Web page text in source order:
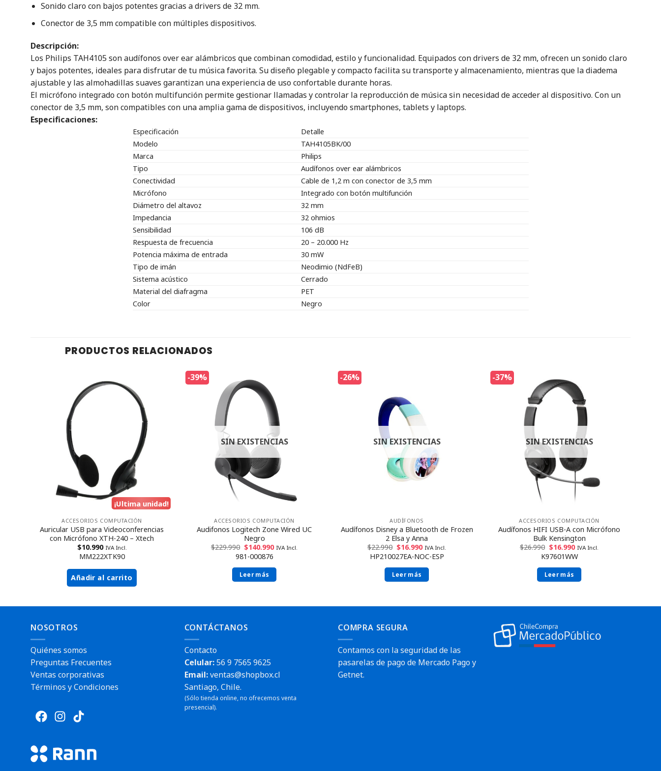
Sonido claro con bajos potentes gracias a drivers de 32 mm.
Conector de 3,5 mm compatible con múltiples dispositivos.
Descripción:
Los Philips TAH4105 son audífonos over ear alámbricos que combinan comodidad, estilo y funcionalidad. Equipados con drivers de 32 mm, ofrecen un sonido claro
y bajos potentes, ideales para disfrutar de tu música favorita. Su diseño plegable y compacto facilita su transporte y almacenamiento, mientras que la diadema
ajustable y las almohadillas suaves garantizan una experiencia de uso confortable durante horas.
El micrófono integrado con botón multifunción permite gestionar llamadas y controlar la reproducción de música sin necesidad de acceder al dispositivo. Con un
conector de 3,5 mm, son compatibles con una amplia gama de dispositivos, incluyendo smartphones, tablets y laptops.
Especificaciones:
Especificación
Detalle
Modelo
TAH4105BK/00
Marca
Philips
Tipo
Audífonos over ear alámbricos
Conectividad
Cable de 1,2 m con conector de 3,5 mm
Micrófono
Integrado con botón multifunción
Diámetro del altavoz
32 mm
Impedancia
32 ohmios
Sensibilidad
106 dB
Respuesta de frecuencia
20 – 20.000 Hz
Potencia máxima de entrada
30 mW
Tipo de imán
Neodimio (NdFeB)
Sistema acústico
Cerrado
Material del diafragma
PET
Color
Negro
PRODUCTOS RELACIONADOS
¡Ultima unidad!
ACCESORIOS COMPUTACIÓN
Auricular USB para Videoconferencias
con Micrófono XTH-240 – Xtech
$10.990 IVA Incl.
MM222XTK90
Añadir al carrito
-39%
SIN EXISTENCIAS
ACCESORIOS COMPUTACIÓN
Audifonos Logitech Zone Wired UC
Negro
$229.990 $140.990 IVA Incl.
981-000876
Leer más
-26%
SIN EXISTENCIAS
AUDÍFONOS
Audífonos Disney a Bluetooth de Frozen
2 Elsa y Anna
$22.990 $16.990 IVA Incl.
HP210027EA-NOC-ESP
Leer más
-37%
SIN EXISTENCIAS
ACCESORIOS COMPUTACIÓN
Audífonos HIFI USB-A con Micrófono
Bulk Kensington
$26.990 $16.990 IVA Incl.
K97601WW
Leer más
NOSOTROS
Quiénes somos
Preguntas Frecuentes
Ventas corporativas
Términos y Condiciones
CONTÁCTANOS
Contacto
Celular:56 9 7565 9625
Email:ventas@shopbox.cl
Santiago, Chile.
(Sólo tienda online, no ofrecemos venta
presencial).
COMPRA SEGURA
Contamos con la seguridad de las
pasarelas de pago de Mercado Pago y
Getnet.